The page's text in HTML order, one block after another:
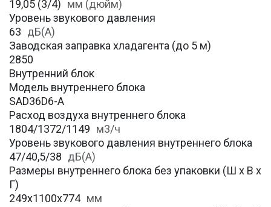
19,05 (3/4) мм (дюйм)
Уровень звукового давления
63 дБ(А)
Заводская заправка хладагента (до 5 м)
2850
Внутренний блок
Модель внутреннего блока
SAD36D6-A
Расход воздуха внутреннего блока
1804/1372/1149 м3/ч
Уровень звукового давления внутреннего блока
47/40,5/38 дБ(А)
Размеры внутреннего блока без упаковки (Ш х В х
Г)
249х1100x774 мм